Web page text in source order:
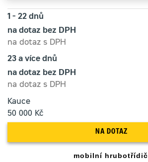
1 - 22 dnů
na dotaz bez DPH
na dotaz s DPH
23 a více dnů
na dotaz bez DPH
na dotaz s DPH
Kauce
50 000 Kč
NA DOTAZ
mobilní hrubotřídič